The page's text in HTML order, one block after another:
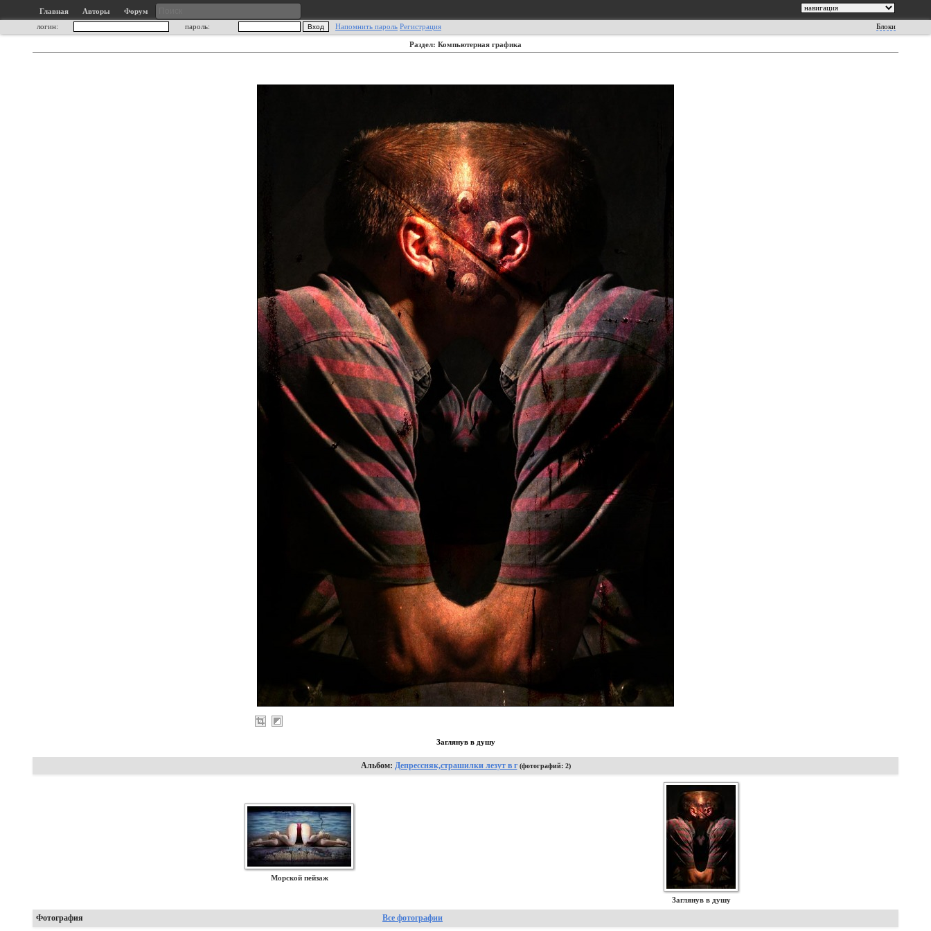
Главная Авторы
Форум
логин:
пароль: Напомнить пароль Регистрация Блоки
Раздел: Компьютерная графика
Заглянув в душу
Альбом: Депрессняк,страшилки лезут в г (фотографий: 2)
Морской пейзаж
Заглянув в душу
Фотография Все фотографии